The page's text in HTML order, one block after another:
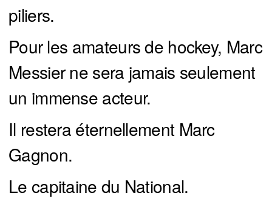
piliers.
Pour les amateurs de hockey, Marc
Messier ne sera jamais seulement
un immense acteur.
Il restera éternellement Marc
Gagnon.
Le capitaine du National.